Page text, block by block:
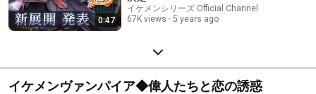
0:47
イケメンシリーズ Official Channel
67K views
5 years ago
イケメンヴァンパイア◆偉人たちと恋の誘惑